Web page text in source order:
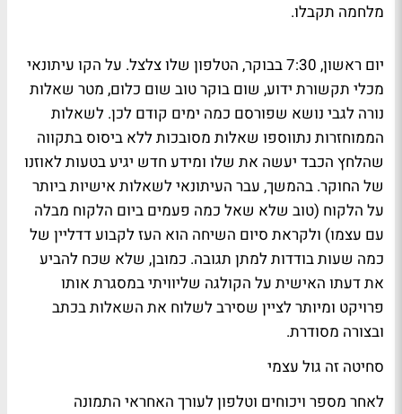
מלחמה תקבלו.
יום ראשון, 7:30 בבוקר, הטלפון שלו צלצל. על הקו עיתונאי
מכלי תקשורת ידוע, שום בוקר טוב שום כלום, מטר שאלות
נורה לגבי נושא שפורסם כמה ימים קודם לכן. לשאלות
הממוחזרות נתווספו שאלות מסובכות ללא ביסוס בתקווה
שהלחץ הכבד יעשה את שלו ומידע חדש יגיע בטעות לאוזנו
של החוקר. בהמשך, עבר העיתונאי לשאלות אישיות ביותר
על הלקוח (טוב שלא שאל כמה פעמים ביום הלקוח מבלה
עם עצמו) ולקראת סיום השיחה הוא העז לקבוע דדליין של
כמה שעות בודדות למתן תגובה. כמובן, שלא שכח להביע
את דעתו האישית על הקולגה שליוויתי במסגרת אותו
פרויקט ומיותר לציין שסירב לשלוח את השאלות בכתב
ובצורה מסודרת.
סחיטה זה גול עצמי
לאחר מספר ויכוחים וטלפון לעורך האחראי התמונה